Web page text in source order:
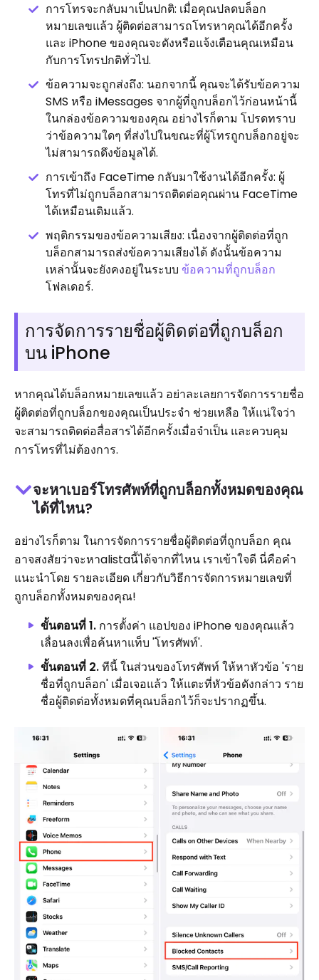
การโทรจะกลับมาเป็นปกติ: เมื่อคุณปลดบล็อก
หมายเลขแล้ว ผู้ติดต่อสามารถโทรหาคุณได้อีกครั้ง
และ iPhone ของคุณจะดังหรือแจ้งเตือนคุณเหมือน
กับการโทรปกติทั่วไป.
ข้อความจะถูกส่งถึง: นอกจากนี้ คุณจะได้รับข้อความ
SMS หรือ iMessages จากผู้ที่ถูกบล็อกไว้ก่อนหน้านี้
ในกล่องข้อความของคุณ อย่างไรก็ตาม โปรดทราบ
ว่าข้อความใดๆ ที่ส่งไปในขณะที่ผู้โทรถูกบล็อกอยู่จะ
ไม่สามารถดึงข้อมูลได้.
การเข้าถึง FaceTime กลับมาใช้งานได้อีกครั้ง: ผู้
โทรที่ไม่ถูกบล็อกสามารถติดต่อคุณผ่าน FaceTime
ได้เหมือนเดิมแล้ว.
พฤติกรรมของข้อความเสียง: เนื่องจากผู้ติดต่อที่ถูก
บล็อกสามารถส่งข้อความเสียงได้ ดังนั้นข้อความ
เหล่านั้นจะยังคงอยู่ในระบบ ข้อความที่ถูกบล็อก
โฟลเดอร์.
การจัดการรายชื่อผู้ติดต่อที่ถูกบล็อก
บน iPhone
หากคุณได้บล็อกหมายเลขแล้ว อย่าละเลยการจัดการรายชื่อ
ผู้ติดต่อที่ถูกบล็อกของคุณเป็นประจำ ช่วยเหลือ ให้แน่ใจว่า
จะสามารถติดต่อสื่อสารได้อีกครั้งเมื่อจำเป็น และควบคุม
การโทรที่ไม่ต้องการ.
จะหาเบอร์โทรศัพท์ที่ถูกบล็อกทั้งหมดของคุณ
ได้ที่ไหน?
อย่างไรก็ตาม ในการจัดการรายชื่อผู้ติดต่อที่ถูกบล็อก คุณ
อาจสงสัยว่าจะหาalistaนี้ได้จากที่ไหน เราเข้าใจดี นี่คือคำ
แนะนำโดย รายละเอียด เกี่ยวกับวิธีการจัดการหมายเลขที่
ถูกบล็อกทั้งหมดของคุณ!
ขั้นตอนที่ 1. การตั้งค่า แอปของ iPhone ของคุณแล้ว
เลื่อนลงเพื่อค้นหาแท็บ 'โทรศัพท์'.
ขั้นตอนที่ 2.ทีนี้ ในส่วนของโทรศัพท์ ให้หาหัวข้อ 'ราย
ชื่อที่ถูกบล็อก' เมื่อเจอแล้ว ให้แตะที่หัวข้อดังกล่าว ราย
ชื่อผู้ติดต่อทั้งหมดที่คุณบล็อกไว้ก็จะปรากฏขึ้น.